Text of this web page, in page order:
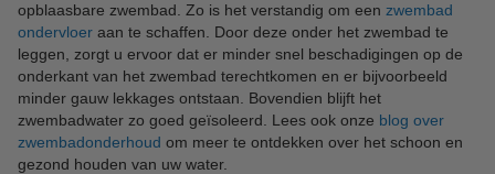
opblaasbare zwembad. Zo is het verstandig om een zwembad
ondervloer aan te schaffen. Door deze onder het zwembad te
leggen, zorgt u ervoor dat er minder snel beschadigingen op de
onderkant van het zwembad terechtkomen en er bijvoorbeeld
minder gauw lekkages ontstaan. Bovendien blijft het
zwembadwater zo goed geïsoleerd. Lees ook onze blog over
zwembadonderhoud om meer te ontdekken over het schoon en
gezond houden van uw water.